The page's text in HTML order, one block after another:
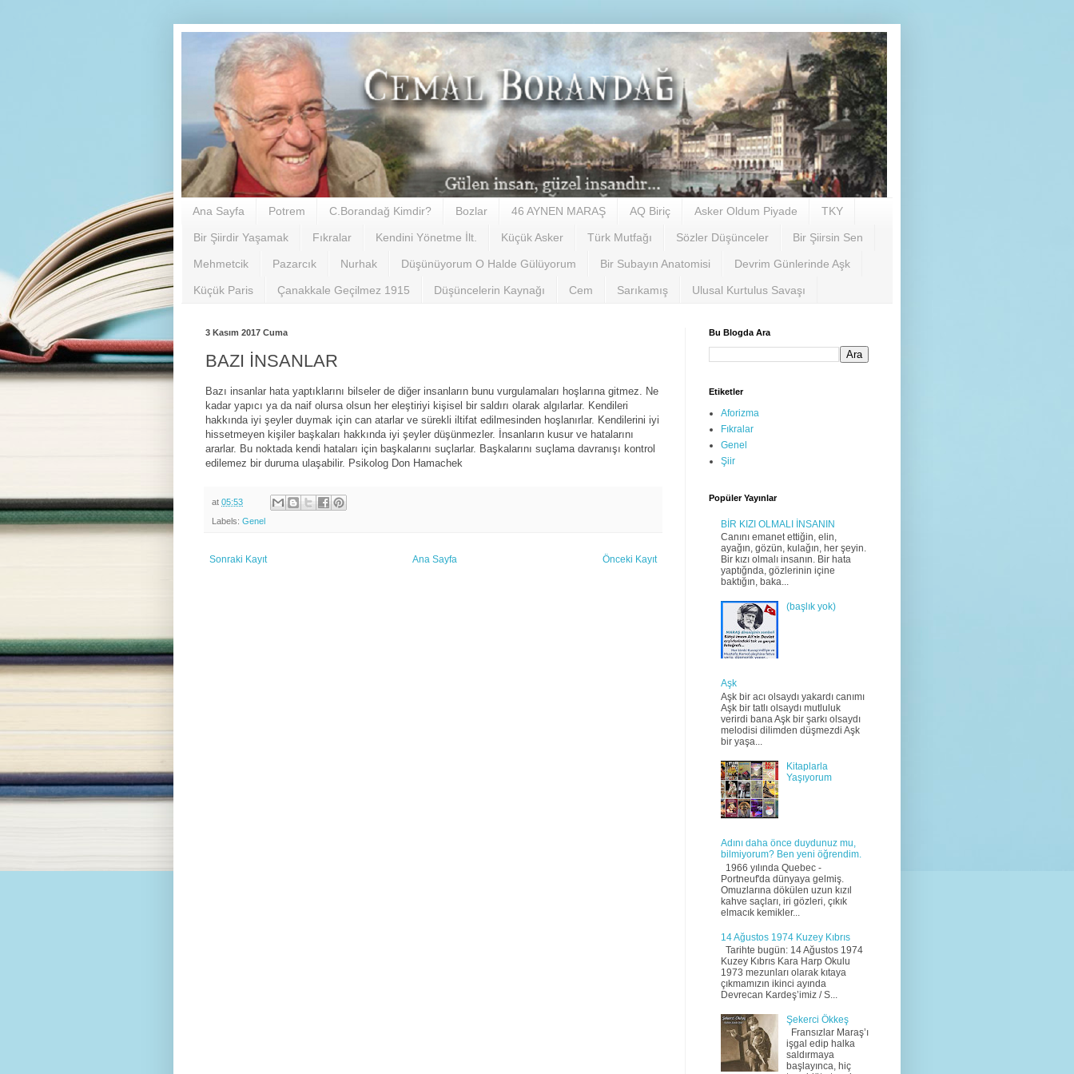
Ana Sayfa Potrem C.Borandağ Kimdir? Bozlar 46 AYNEN MARAŞ AQ Biriç Asker Oldum Piyade TKY
Bir Şiirdir Yaşamak Fıkralar Kendini Yönetme İlt. Küçük Asker Türk Mutfağı Sözler Düşünceler Bir Şiirsin Sen
Mehmetcik Pazarcık Nurhak Düşünüyorum O Halde Gülüyorum Bir Subayın Anatomisi Devrim Günlerinde Aşk
Küçük Paris Çanakkale Geçilmez 1915 Düşüncelerin Kaynağı Cem Sarıkamış Ulusal Kurtulus Savaşı
3 Kasım 2017 Cuma
BAZI İNSANLAR
Bazı insanlar hata yaptıklarını bilseler de diğer insanların bunu vurgulamaları hoşlarına gitmez. Ne
kadar yapıcı ya da naif olursa olsun her eleştiriyi kişisel bir saldırı olarak algılarlar. Kendileri
hakkında iyi şeyler duymak için can atarlar ve sürekli iltifat edilmesinden hoşlanırlar. Kendilerini iyi
hissetmeyen kişiler başkaları hakkında iyi şeyler düşünmezler. İnsanların kusur ve hatalarını
ararlar. Bu noktada kendi hataları için başkalarını suçlarlar. Başkalarını suçlama davranışı kontrol
edilemez bir duruma ulaşabilir. Psikolog Don Hamachek
at 05:53
Labels: Genel
Sonraki Kayıt Önceki Kayıt
Ana Sayfa
Bu Blogda Ara
Etiketler
Aforizma
Fıkralar
Genel
Şiir
Popüler Yayınlar
BİR KIZI OLMALI İNSANIN
Canını emanet ettiğin, elin,
ayağın, gözün, kulağın, her şeyin.
Bir kızı olmalı insanın. Bir hata
yaptığnda, gözlerinin içine
baktığın, baka...
(başlık yok)
Aşk
Aşk bir acı olsaydı yakardı canımı
Aşk bir tatlı olsaydı mutluluk
verirdi bana Aşk bir şarkı olsaydı
melodisi dilimden düşmezdi Aşk
bir yaşa...
Kitaplarla
Yaşıyorum
Adını daha önce duydunuz mu,
bilmiyorum? Ben yeni öğrendim.
1966 yılında Quebec -
Portneuf'da dünyaya gelmiş.
Omuzlarına dökülen uzun kızıl
kahve saçları, iri gözleri, çıkık
elmacık kemikler...
14 Ağustos 1974 Kuzey Kıbrıs
Tarihte bugün: 14 Ağustos 1974
Kuzey Kıbrıs Kara Harp Okulu
1973 mezunları olarak kıtaya
çıkmamızın ikinci ayında
Devrecan Kardeş’imiz / S...
Şekerci Ökkeş
Fransızlar Maraş’ı
işgal edip halka
saldırmaya
başlayınca, hiç